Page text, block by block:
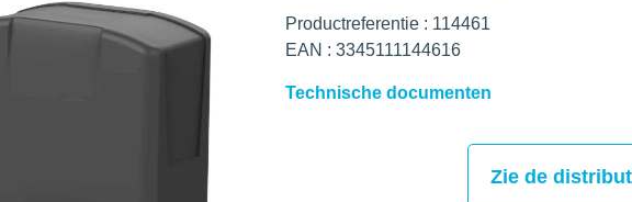
Productreferentie : 114461
EAN : 3345111144616
Technische documenten
Zie de